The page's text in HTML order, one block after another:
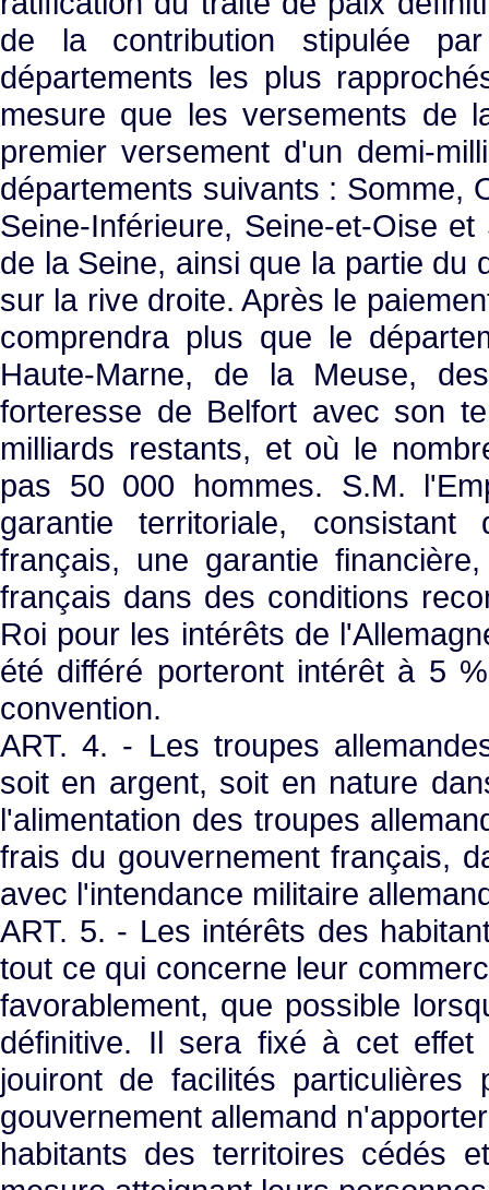
de la contribution stipulée
départements les plus
mesure que les versements de
premier versement d'un demi-
départements suivants : Somme,
Seine-Inférieure, Seine-et-Oise
de la Seine, ainsi que la partie du
sur la rive droite. Après le
comprendra plus que le
Haute-Marne, de la Meuse,
forteresse de Belfort avec son
milliards restants, et où le
pas 50 000 hommes. S.M.
garantie territoriale,
français, une garantie
français dans des conditions
Roi pour les intérêts de
été différé porteront intérêt à 5
convention.
ART. 4. - Les troupes
soit en argent, soit en nature
l'alimentation des troupes
frais du gouvernement français,
avec l'intendance militaire
ART. 5. - Les intérêts des
tout ce qui concerne leur
favorablement, que possible
définitive. Il sera fixé à cet
jouiront de facilités
gouvernement allemand
habitants des territoires cédés